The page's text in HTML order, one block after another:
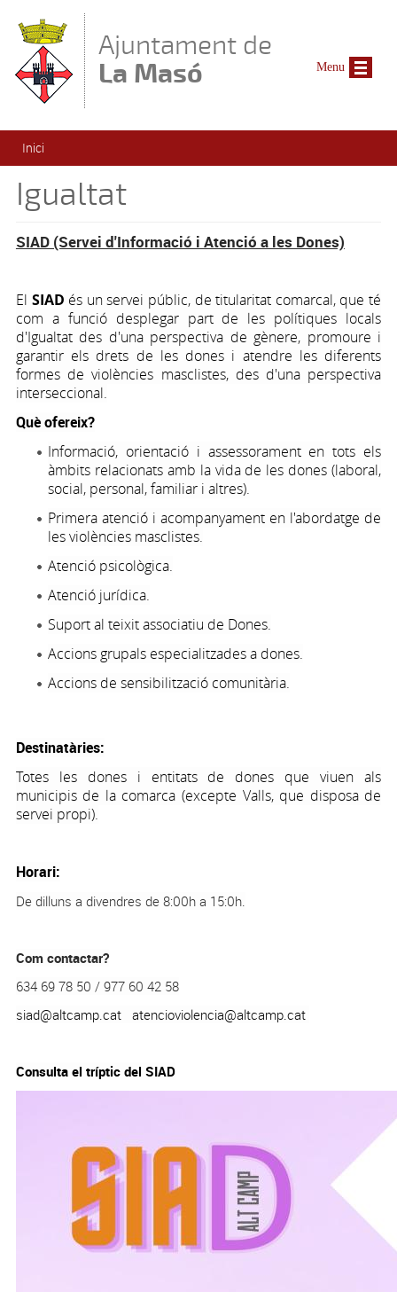
Ajuntament de
La Masó
Esteu aquí
Inici
Igualtat
SIAD (Servei d'Informació i Atenció a les Dones)
El SIAD és un servei públic, de titularitat comarcal, que té
com a funció desplegar part de les polítiques locals
d'Igualtat des d'una perspectiva de gènere, promoure i
garantir els drets de les dones i atendre les diferents
formes de violències masclistes, des d'una perspectiva
interseccional.
Què ofereix?
Informació, orientació i assessorament en tots els
àmbits relacionats amb la vida de les dones (laboral,
social, personal, familiar i altres).
Primera atenció i acompanyament en l'abordatge de
les violències masclistes.
Atenció psicològica.
Atenció jurídica.
Suport al teixit associatiu de Dones.
Accions grupals especialitzades a dones.
Accions de sensibilització comunitària.
Destinatàries:
Totes les dones i entitats de dones que viuen als
municipis de la comarca (excepte Valls, que disposa de
servei propi).
Horari:
De dilluns a divendres de 8:00h a 15:0h.
Com contactar?
634 69 78 50 / 977 60 42 58
siad@altcamp.cat
atencioviolencia@altcamp.cat
Consulta el tríptic del SIAD
Menu